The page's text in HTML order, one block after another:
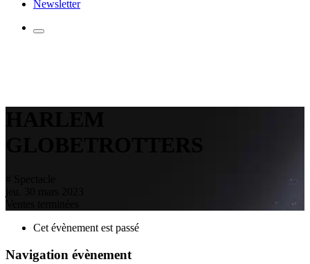
Newsletter
Cet évènement est passé
Navigation évènement